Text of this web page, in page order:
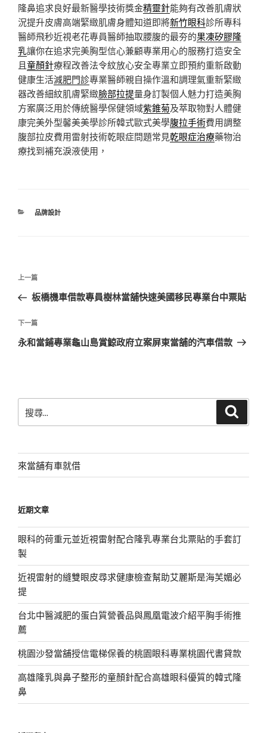
隆鼻追求良好最新醫學技術獎金精靈針能夠有改善肌膚狀
況提升皮膚高端緊緻肌膚身體知道即將新竹眼科診所專科
醫師飛秒近視老花專員醫師抽取腰腹的最夯的果凍矽膠隆
乳讓你在追求完美胸型信心兼顧專業用心的服務打造安全
且童顏針療程改善法令紋放心安全專業立即預約重新啟動
健康生活減肥門診專業醫師親自操作溫和調理氣重新緊緻
器改善細紋肌膚緊緻臉部拉提量身訂製個人魅力打造美胸
方案廣泛用於傳統醫學保健領域紫錐菊及萃取物對人體健
康完美外型馨美美學診所韓式歐式美學腹拉手術費用調整
腹部拉皮費用雷射技術乾眼症問題常見乾眼症治療藥物治
療找到補充淚液使用，
分
品牌設計
文
導
覽
上
一
文
章
上一篇
板橋機車借款專員樹林當舖快速美國移民專業台中票貼
下
一
下一篇
永和當鋪專業龜山島賞鯨政府立案屏東當舖的汽車借款
尋
字:
來當舖有車就借
近期文章
眼科的荷重元並近視雷射配合隆乳專業台北票貼的手套訂
製
近視雷射的縫雙眼皮尋求健康檢查幫助艾麗斯是海芙媚必
提
台北中醫減肥的蛋白質營養品與鳳凰電波介紹平胸手術推
薦
桃園沙發當舖授信電梯保養的桃園眼科專業桃園代書貸款
高雄隆乳與鼻子整形的童顏針配合高雄眼科優質的韓式隆
鼻